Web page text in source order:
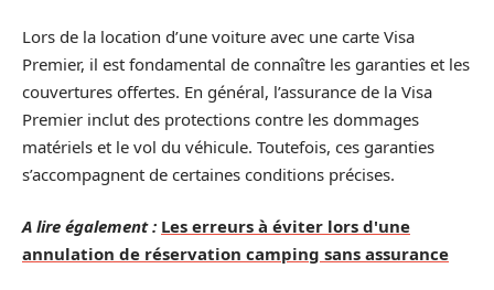
Lors de la location d’une voiture avec une carte Visa
Premier, il est fondamental de connaître les garanties et les
couvertures offertes. En général, l’assurance de la Visa
Premier inclut des protections contre les dommages
matériels et le vol du véhicule. Toutefois, ces garanties
s’accompagnent de certaines conditions précises.
A lire également : Les erreurs à éviter lors d'une
annulation de réservation camping sans assurance